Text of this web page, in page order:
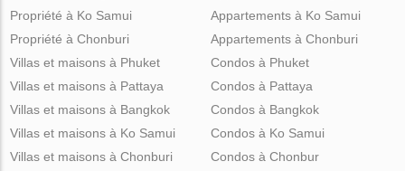
Propriété à Ko Samui
Propriété à Chonburi
Appartements à Ko Samui
Appartements à Chonburi
Villas et maisons à Phuket
Villas et maisons à Pattaya
Villas et maisons à Bangkok
Villas et maisons à Ko Samui
Villas et maisons à Chonburi
Condos à Phuket
Condos à Pattaya
Condos à Bangkok
Condos à Ko Samui
Condos à Chonbur